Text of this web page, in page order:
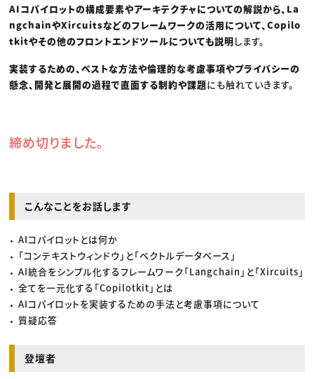
AIコパイロットの構成要素やアーキテクチャについての解説から、La
ngchainやXircuitsなどのフレームワークの活用について、Copilo
tkitやその他のフロントエンドツールについても説明します。
実装するための、ベストな方法や倫理的な考慮事項やプライバシーの
懸念、開発と展開の過程で直面する制約や課題にも触れていきます。
締め切りました。
こんなことをお話します
AIコパイロットとは何か
「コンテキストウィンドウ」と「ベクトルデータベース」
AI統合をシンプル化するフレームワーク「Langchain」と「Xircuits」
全てを一元化する「Copilotkit」とは
AIコパイロットを実装するための手法と考慮事項について
質疑応答
登壇者